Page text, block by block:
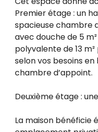
Premier étage : un
spacieuse chambre
avec douche de 5
polyvalente de 13
selon vos besoins en
chambre d’appoint.
Deuxième étage :
La maison bénéficie